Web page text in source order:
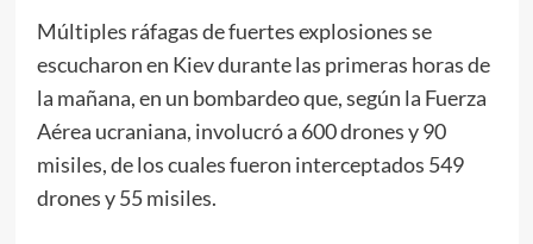
Múltiples ráfagas de fuertes explosiones se
escucharon en Kiev durante las primeras horas de
la mañana, en un bombardeo que, según la Fuerza
Aérea ucraniana, involucró a 600 drones y 90
misiles, de los cuales fueron interceptados 549
drones y 55 misiles.